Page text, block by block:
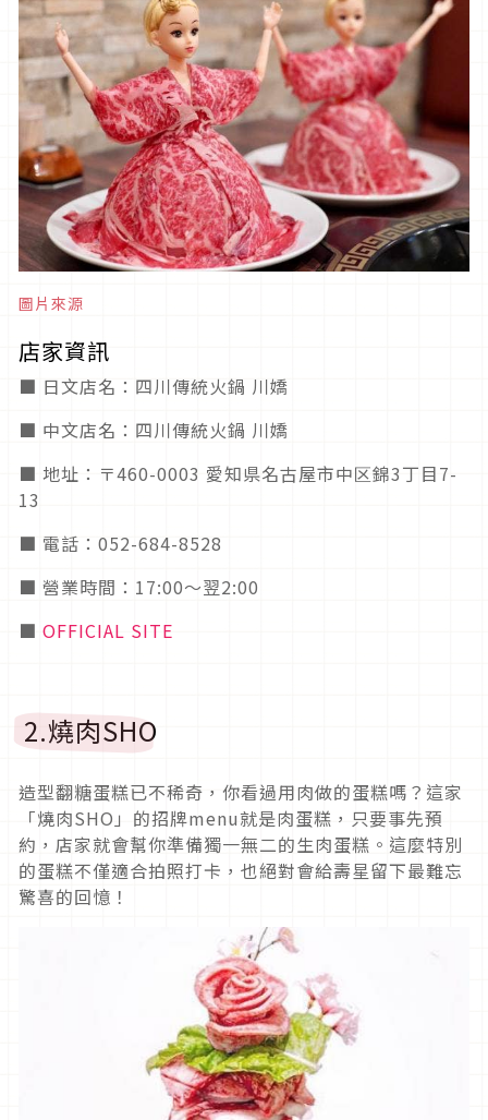
圖片來源
店家資訊
■ 日文店名：四川傳統火鍋 川嬌
■ 中文店名：四川傳統火鍋 川嬌
■ 地址：〒460-0003 愛知県名古屋市中区錦3丁目7-
13
■ 電話：052-684-8528
■ 營業時間：17:00～翌2:00
■ OFFICIAL SITE
2.燒肉SHO
造型翻糖蛋糕已不稀奇，你看過用肉做的蛋糕嗎？這家
「燒肉SHO」的招牌menu就是肉蛋糕，只要事先預
約，店家就會幫你準備獨一無二的生肉蛋糕。這麼特別
的蛋糕不僅適合拍照打卡，也絕對會給壽星留下最難忘
驚喜的回憶！